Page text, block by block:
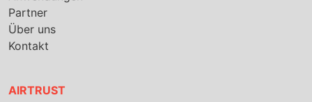
Partner
Über uns
Kontakt
AIRTRUST